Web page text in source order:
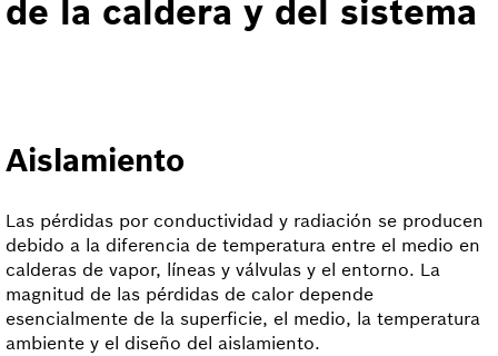
de la caldera y del sistema
Aislamiento
Las pérdidas por conductividad y radiación se producen
debido a la diferencia de temperatura entre el medio en
calderas de vapor, líneas y válvulas y el entorno. La
magnitud de las pérdidas de calor depende
esencialmente de la superficie, el medio, la temperatura
ambiente y el diseño del aislamiento.